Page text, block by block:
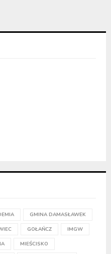
GMINA DAMASŁAWEK
GOŁAŃCZ IMGW
MIEŚCISKO